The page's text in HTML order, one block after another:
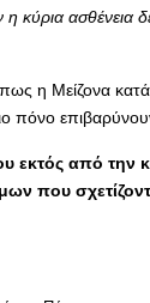
κύρια ασθένεια
η Μείζονα
πόνο
εκτός από την
που